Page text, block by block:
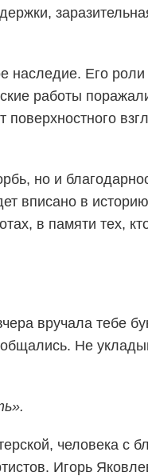
наследие. Его
работы
но и
вписано в
в памяти тех,
вручала тебе
Не
человека с
Игорь